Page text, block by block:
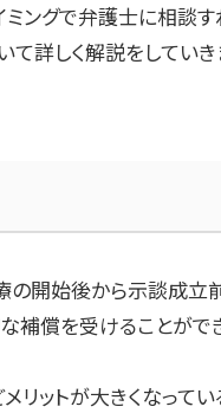
ングで弁護士に相談
詳しく解説をしていき
開始後から示談成立
補償を受けることが
ットが大きくなって